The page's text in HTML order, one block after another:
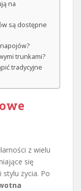
na
są dostępne
trunkami?
tradycyjne
z wielu
się
życia. Po